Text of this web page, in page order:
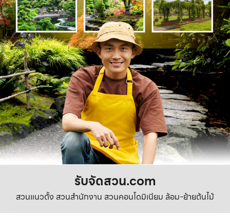
รับจัดสวน.com
สวนแนวตั้ง สวนสำนักงาน สวนคอนโดมิเนียม ล้อม-ย้ายต้นไม้